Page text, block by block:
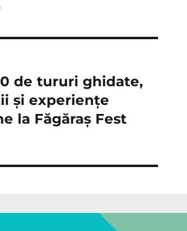
de tururi ghidate,
și experiențe
la Făgăraș Fest